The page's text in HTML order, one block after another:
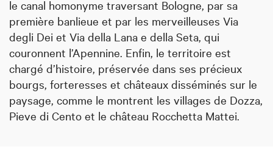
le canal homonyme traversant Bologne, par sa
première banlieue et par les merveilleuses Via
degli Dei et Via della Lana e della Seta, qui
couronnent l’Apennine. Enfin, le territoire est
chargé d’histoire, préservée dans ses précieux
bourgs, forteresses et châteaux disséminés sur le
paysage, comme le montrent les villages de Dozza,
Pieve di Cento et le château Rocchetta Mattei.